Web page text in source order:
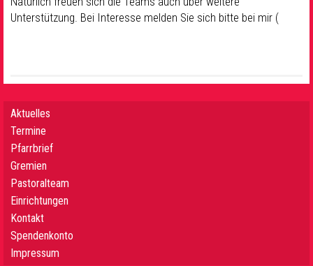
Unterstützung. Bei Interesse melden Sie sich bitte bei mir (
Aktuelles
Termine
Pfarrbrief
Gremien
Pastoralteam
Einrichtungen
Kontakt
Spendenkonto
Impressum